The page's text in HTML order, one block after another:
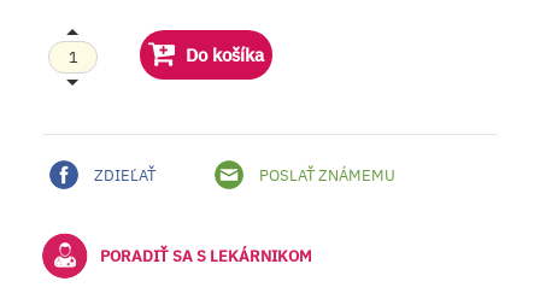
Do košíka
ZDIEĽAŤ POSLAŤ ZNÁMEMU
PORADIŤ SA S LEKÁRNIKOM